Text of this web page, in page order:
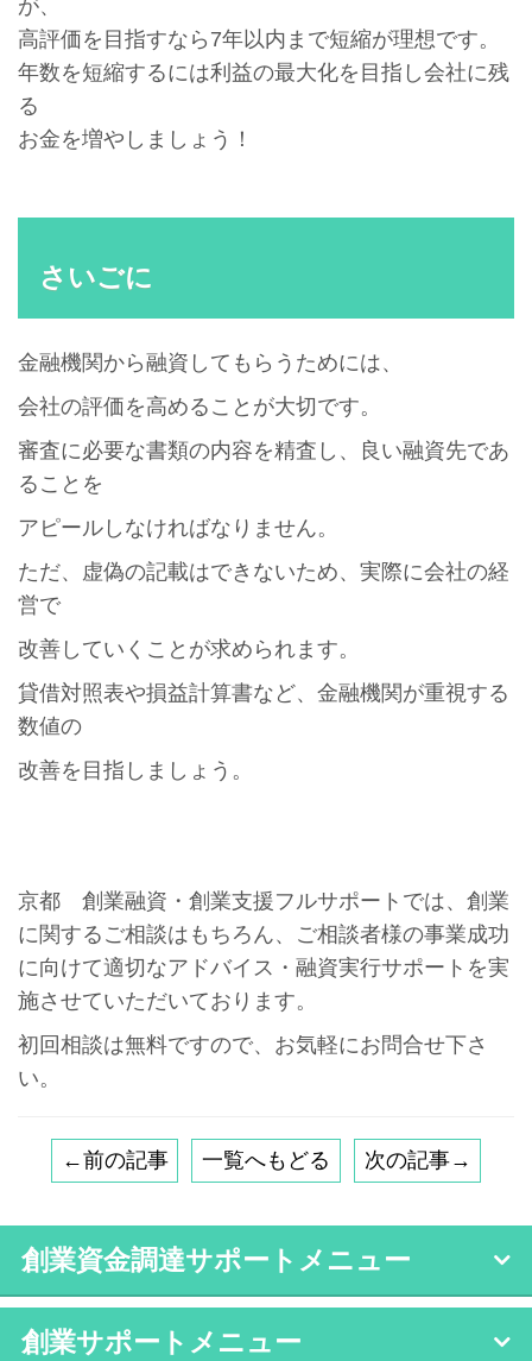
が、
高評価を目指すなら7年以内まで短縮が理想です。
年数を短縮するには利益の最大化を目指し会社に残
る
お金を増やしましょう！
さいごに
金融機関から融資してもらうためには、
会社の評価を高めることが大切です。
審査に必要な書類の内容を精査し、良い融資先であ
ることを
アピールしなければなりません。
ただ、虚偽の記載はできないため、実際に会社の経
営で
改善していくことが求められます。
貸借対照表や損益計算書など、金融機関が重視する
数値の
改善を目指しましょう。
京都 創業融資・創業支援フルサポートでは、創業
に関するご相談はもちろん、ご相談者様の事業成功
に向けて適切なアドバイス・融資実行サポートを実
施させていただいております。
初回相談は無料ですので、お気軽にお問合せ下さ
い。
←前の記事 一覧へもどる 次の記事→
創業資金調達サポートメニュー
創業サポートメニュー